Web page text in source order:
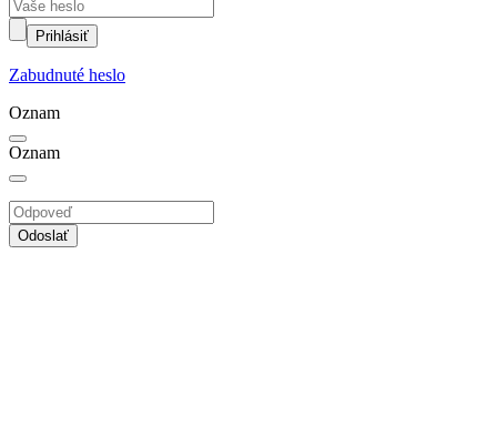
Prihlásiť
Zabudnuté heslo
Oznam
Oznam
Odoslať